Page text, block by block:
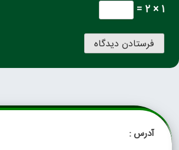
1 × 2 =
آدرس :